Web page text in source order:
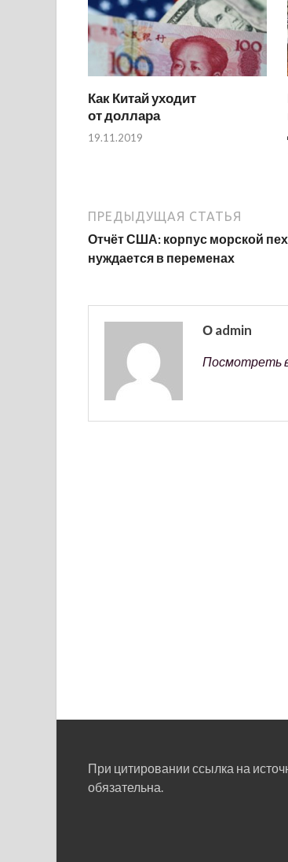
Как Китай уходит
от доллара
19.11.2019
ПРЕДЫДУЩАЯ СТАТЬЯ
Отчёт США: корпус морской
нуждается в переменах
О admin
Посмотреть
При цитировании ссылка на
обязательна.